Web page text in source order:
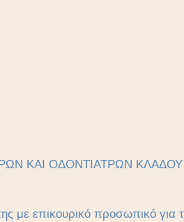
ΚΑΙ ΟΔΟΝΤΙΑΤΡΩΝ
με επικουρικό προσωπικό για